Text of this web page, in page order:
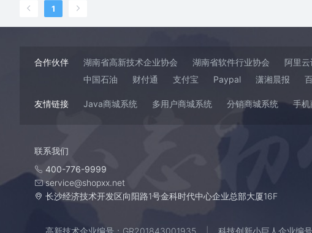
1
合作伙伴 湖南省高新技术企业协会 湖南省软件行业协会 阿里
中国石油
财付通 支付宝 Paypal 潇湘晨报
友情链接 Java商城系统 多用户商城系统 分销商城系统 手机
联系我们
400-776-9999
service@shopxx.net
长沙经济技术开发区向阳路1号金科时代中心企业总部大厦16F
高新技术企业编号：GR201843001935 科技创新小巨人企业编